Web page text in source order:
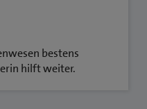
bestens
hilft weiter.